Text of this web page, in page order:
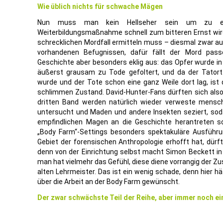
Wie üblich nichts für schwache Mägen
Nun muss man kein Hellseher sein um zu
Weiterbildungsmaßnahme schnell zum bitteren Ernst
schrecklichen Mordfall ermitteln muss – diesmal zwar
vorhandenen Befugnissen, dafür fällt der Mord
Geschichte aber besonders eklig aus: das Opfer wurde
äußerst grausam zu Tode gefoltert, und da der
wurde und der Tote schon eine ganz Weile dort lag, ist
schlimmen Zustand. David-Hunter-Fans dürften sich
dritten Band werden natürlich wieder verweste
untersucht und Maden und andere Insekten seziert,
empfindlichen Magen an die Geschichte herantreten
„Body Farm“-Settings besonders spektakuläre
Gebiet der forensischen Anthropologie erhofft hat,
denn von der Einrichtung selbst macht Simon Beckett
man hat vielmehr das Gefühl, diese diene vorrangig der
alten Lehrmeister. Das ist ein wenig schade, denn hier
über die Arbeit an der Body Farm gewünscht.
Der zwar schwächste Teil der Reihe, aber immer noch